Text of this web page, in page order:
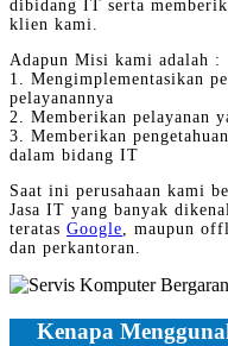
dibidang IT serta
klien kami.
Adapun Misi kami adalah :
1. Mengimplementasikan
pelayanannya
2. Memberikan pelayanan
3. Memberikan
dalam bidang IT
Saat ini perusahaan kami
Jasa IT yang banyak
teratas Google, maupun
dan perkantoran.
Kenapa